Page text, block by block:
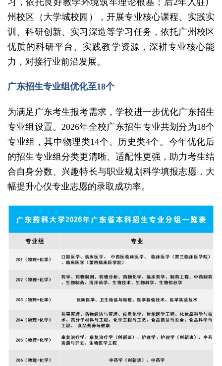
州校区（大学城校园），开展专业核心课程、实践实
训、科研创新、实习深造等学习任务，依托广州校区
优质的科研平台、实践教学资源，深耕专业核心能
力，对接行业前沿发展。
广东招生专业组优化至18个
为满足广东考生报考需求，学校进一步优化广东招生
专业组设置。2026年全校广东招生专业共划分为18个
专业组，其中物理类14个、历史类4个。今年优化后
的招生专业组分类更清晰、适配性更强，助力考生结
合自身分数、兴趣特长与职业规划科学填报志愿，大
幅提升心仪专业志愿的录取成功率。